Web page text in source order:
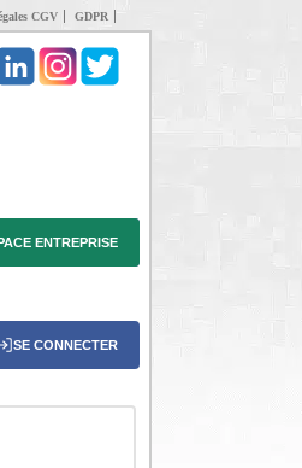
CGV GDPR
ENTREPRISE
SE CONNECTER